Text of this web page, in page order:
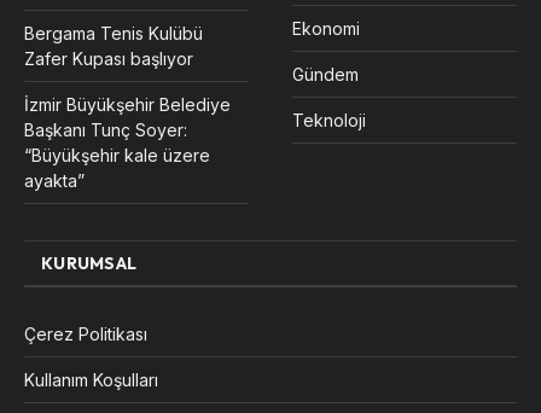
Bergama Tenis Kulübü
Zafer Kupası başlıyor
İzmir Büyükşehir Belediye
Başkanı Tunç Soyer:
“Büyükşehir kale üzere
ayakta”
Ekonomi
Gündem
Teknoloji
KURUMSAL
Çerez Politikası
Kullanım Koşulları